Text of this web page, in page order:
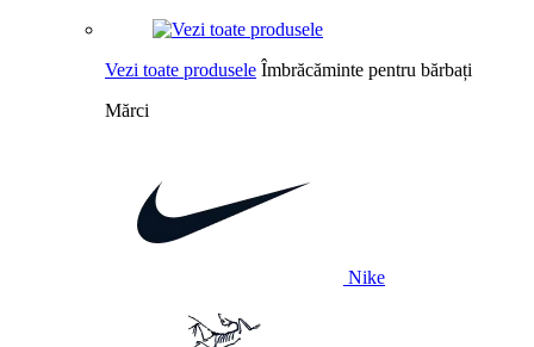
Vezi toate produsele Îmbrăcăminte pentru bărbați
Mărci
Nike